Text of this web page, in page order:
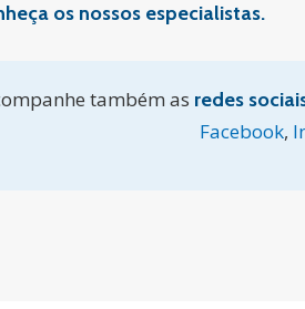
os nossos especialistas.
também as redes
Facebook,